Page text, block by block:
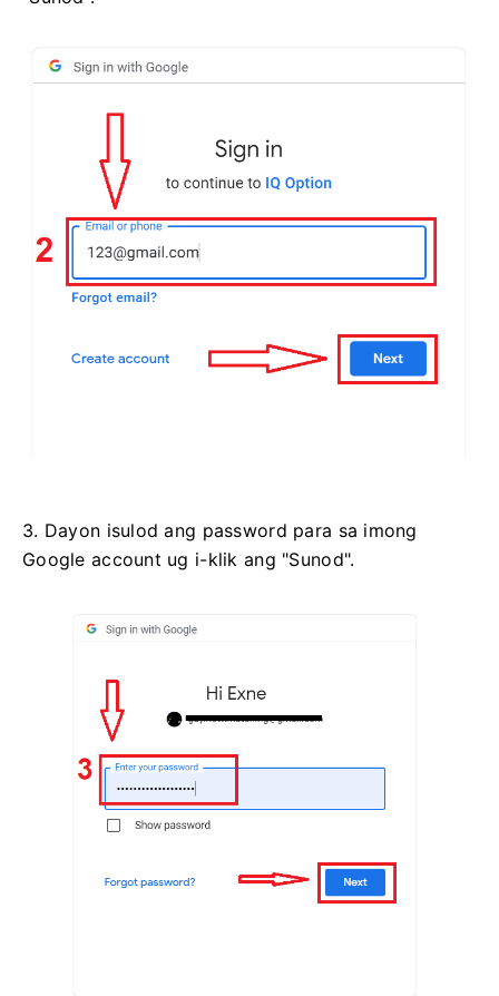
3. Dayon isulod ang password para sa imong
Google account ug i-klik ang "Sunod".